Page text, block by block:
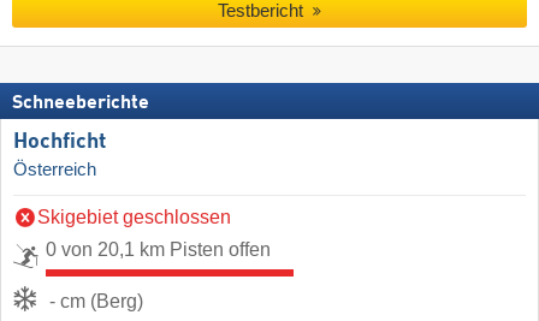
Testbericht
Schneeberichte
Hochficht
Österreich
Skigebiet geschlossen
0 von 20,1 km Pisten offen
- cm (Berg)